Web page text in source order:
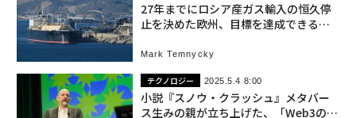
27年までにロシア産ガス輸入の恒久停
止を決めた欧州、目標を達成できるの
Mark Temnycky
テクノロジー 2025.5.4 8:00
小説『スノウ・クラッシュ』メタバー
ス生みの親が立ち上げた、「Web3の楽